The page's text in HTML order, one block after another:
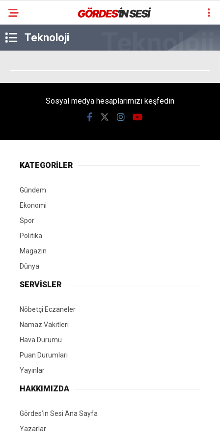
Teknoloji
Sosyal medya hesaplarımızı keşfedin
KATEGORİLER
Gündem
Ekonomi
Spor
Politika
Magazin
Dünya
SERVİSLER
Nöbetçi Eczaneler
Namaz Vakitleri
Hava Durumu
Puan Durumları
Yayınlar
HAKKIMIZDA
Gördes’in Sesi Ana Sayfa
Yazarlar